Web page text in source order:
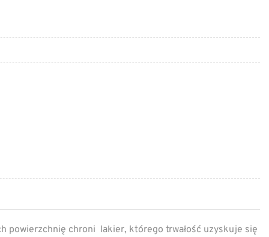
powierzchnię chroni lakier, którego trwałość uzyskuje się